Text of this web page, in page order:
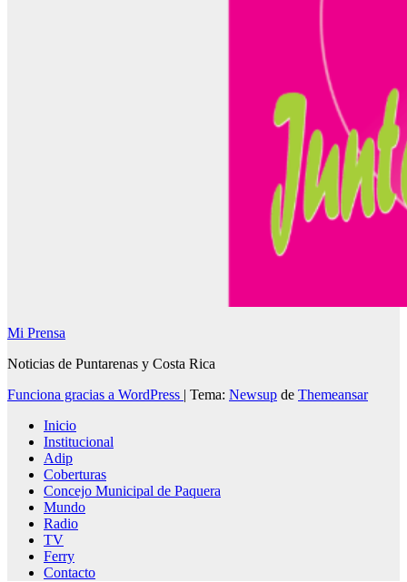
Mi Prensa
Noticias de Puntarenas y Costa Rica
Funciona gracias a WordPress | Tema: Newsup de Themeansar
Inicio
Institucional
Adip
Coberturas
Concejo Municipal de Paquera
Mundo
Radio
TV
Ferry
Contacto